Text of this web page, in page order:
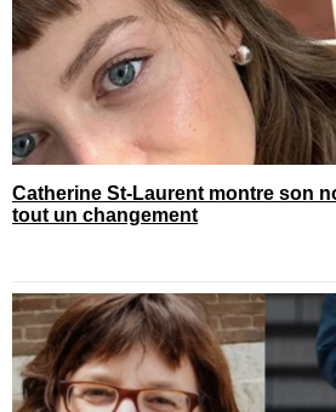
Catherine St-Laurent montre son
tout un changement